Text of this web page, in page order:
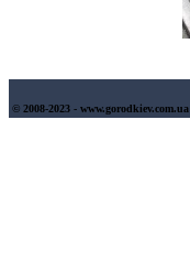
© 2008-2023 - www.gorodkiev.com.ua